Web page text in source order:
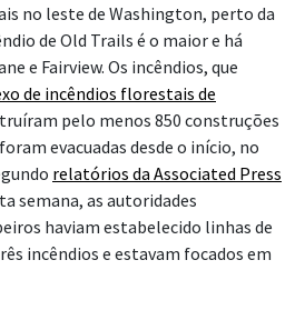
no leste de Washington, perto da
de Old Trails é o maior e há
e Fairview. Os incêndios, que
de incêndios florestais de
pelo menos 850 construções
evacuadas desde o início, no
relatórios da Associated Press
semana, as autoridades
haviam estabelecido linhas de
incêndios e estavam focados em